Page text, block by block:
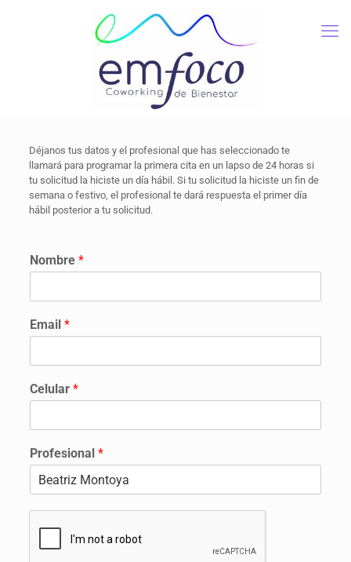
Déjanos tus datos y el profesional que has seleccionado te
llamará para programar la primera cita en un lapso de 24 horas si
tu solicitud la hiciste un día hábil. Si tu solicitud la hiciste un fin de
semana o festivo, el profesional te dará respuesta el primer día
hábil posterior a tu solicitud.
Nombre *
Email *
Celular *
Profesional *